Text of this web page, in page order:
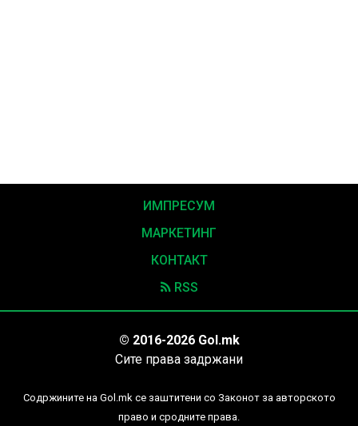
ИМПРЕСУМ
МАРКЕТИНГ
КОНТАКТ
RSS
© 2016-2026 Gol.mk
Сите права задржани
Содржините на Gol.mk се заштитени со Законот за авторското
право и сродните права.